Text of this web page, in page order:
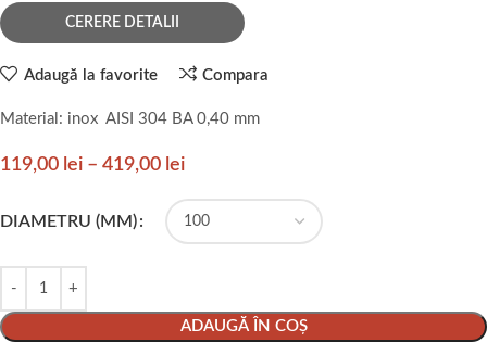
CERERE DETALII
Adaugă la favorite Compara
Material: inox AISI 304 BA 0,40 mm
119,00 lei – 419,00 lei
DIAMETRU (MM)
ADAUGĂ ÎN COȘ